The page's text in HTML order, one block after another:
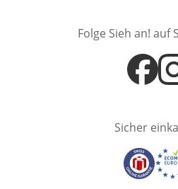
Folge Sieh an! auf
Öffnet in
Sicher
Öffnet in